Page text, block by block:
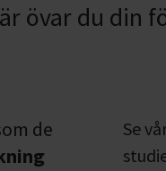
övar du din
de
Se